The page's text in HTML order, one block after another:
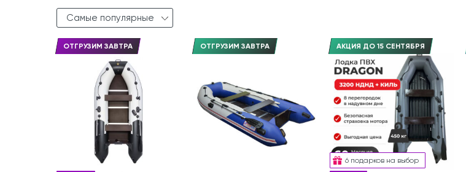
Самые популярные
ОТГРУЗИМ ЗАВТРА ОТГРУЗИМ ЗАВТРА
6 подарков на выбор
АКЦИЯ ДО 15 СЕНТЯБРЯ